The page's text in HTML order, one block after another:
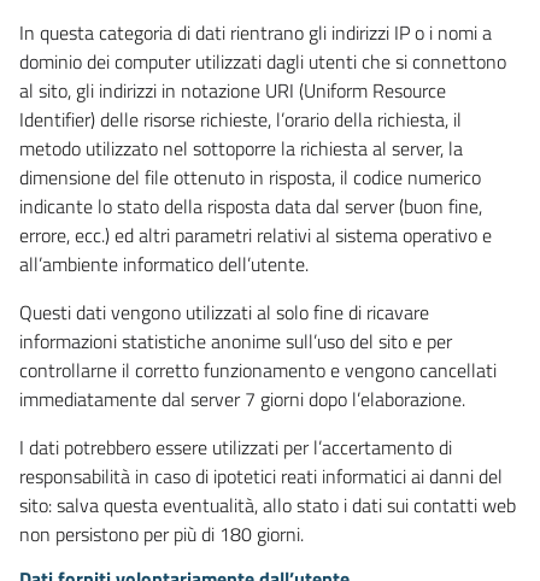
In questa categoria di dati rientrano gli indirizzi IP o i nomi a
dominio dei computer utilizzati dagli utenti che si connettono
al sito, gli indirizzi in notazione URI (Uniform Resource
Identifier) delle risorse richieste, l’orario della richiesta, il
metodo utilizzato nel sottoporre la richiesta al server, la
dimensione del file ottenuto in risposta, il codice numerico
indicante lo stato della risposta data dal server (buon fine,
errore, ecc.) ed altri parametri relativi al sistema operativo e
all’ambiente informatico dell’utente.
Questi dati vengono utilizzati al solo fine di ricavare
informazioni statistiche anonime sull’uso del sito e per
controllarne il corretto funzionamento e vengono cancellati
immediatamente dal server 7 giorni dopo l’elaborazione.
I dati potrebbero essere utilizzati per l’accertamento di
responsabilità in caso di ipotetici reati informatici ai danni del
sito: salva questa eventualità, allo stato i dati sui contatti web
non persistono per più di 180 giorni.